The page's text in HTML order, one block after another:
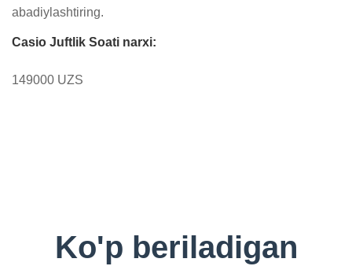
abadiylashtiring.
Casio Juftlik Soati narxi:
149000 UZS
Ko'p beriladigan